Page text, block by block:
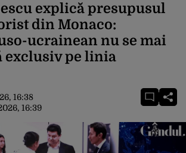
explică presupusul
din Monaco:
ucrainean nu se mai
exclusiv pe linia
16:38
16:39